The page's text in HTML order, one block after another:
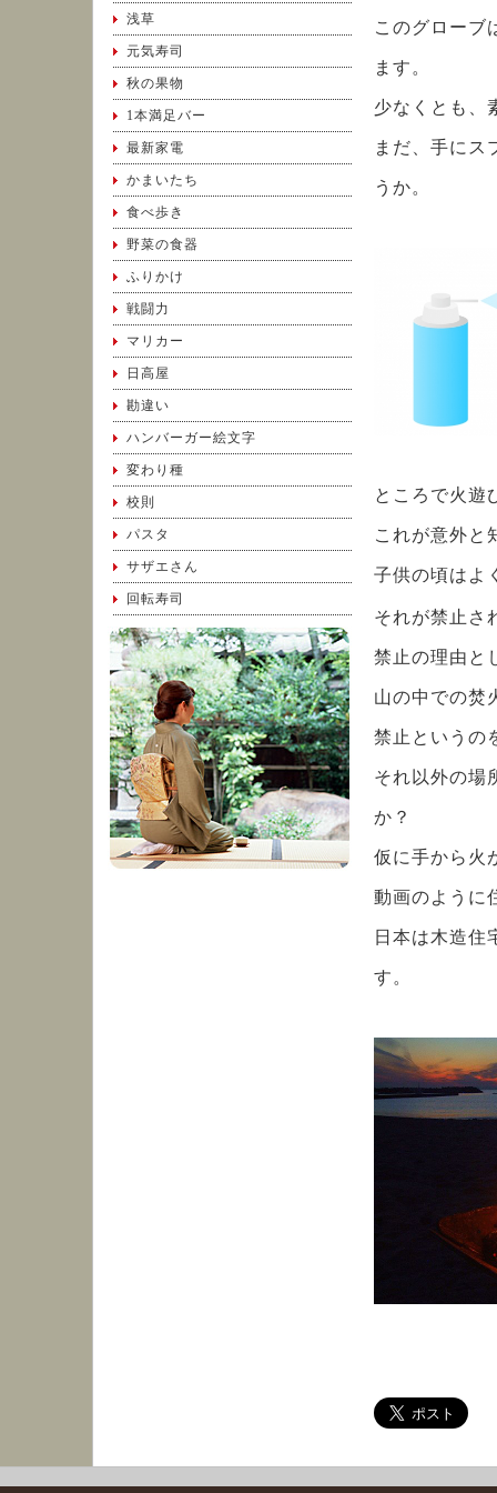
このグローブ
ます。
少なくとも、
まだ、手にス
うか。
ところで火遊
これが意外と
子供の頃はよ
それが禁止さ
禁止の理由と
山の中での焚
禁止というの
それ以外の場
か？
仮に手から火
動画のように
日本は木造住
す。
浅草
元気寿司
秋の果物
1本満足バー
最新家電
かまいたち
食べ歩き
野菜の食器
ふりかけ
戦闘力
マリカー
日高屋
勘違い
ハンバーガー絵文字
変わり種
校則
パスタ
サザエさん
回転寿司